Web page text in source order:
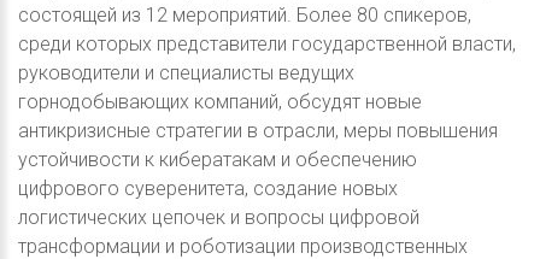
состоящей из 12 мероприятий. Более 80 спикеров,
среди которых представители государственной власти,
руководители и специалисты ведущих
горнодобывающих компаний, обсудят новые
антикризисные стратегии в отрасли, меры повышения
устойчивости к кибератакам и обеспечению
цифрового суверенитета, создание новых
логистических цепочек и вопросы цифровой
трансформации и роботизации производственных